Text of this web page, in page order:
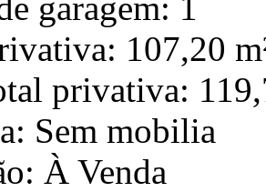
107,20
privativa:
Sem mobilia
À Venda